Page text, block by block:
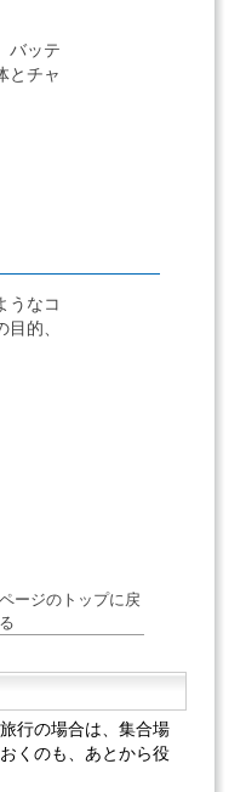
バッテ
とチャ
うなコ
的、
ページのトップに戻
る
行の場合は、集合場
くのも、あとから役